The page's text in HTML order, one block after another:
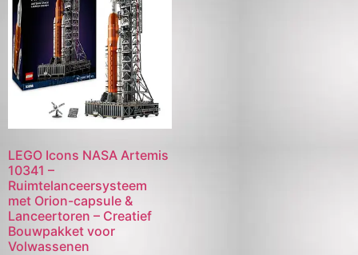
LEGO Icons NASA Artemis
10341 –
Ruimtelanceersysteem
met Orion-capsule &
Lanceertoren – Creatief
Bouwpakket voor
Volwassenen